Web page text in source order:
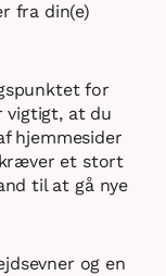
fra din(e)
for
vigtigt, at du
hjemmesider
et stort
til at gå nye
og en